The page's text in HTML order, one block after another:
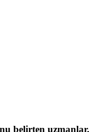
belirten